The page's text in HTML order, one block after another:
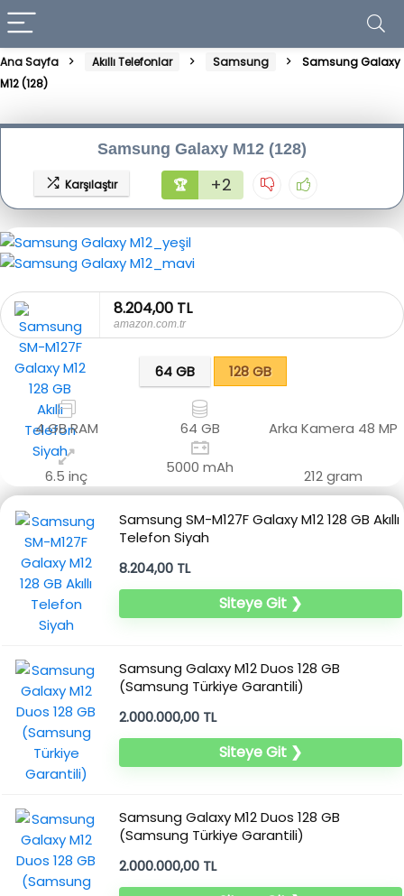
Ana Sayfa Akıllı Telefonlar Samsung
Samsung Galaxy
M12 (128)
Samsung Galaxy M12 (128)
Karşılaştır 🏆 +2
8.204,00 TL
amazon.com.tr
64 GB 128 GB
4 GB RAM 64 GB Arka Kamera 48 MP
6.5 inç 5000 mAh 212 gram
Samsung SM-M127F Galaxy M12 128 GB Akıllı
Telefon Siyah
8.204,00 TL
Siteye Git ❯
Samsung Galaxy M12 Duos 128 GB
(Samsung Türkiye Garantili)
2.000.000,00 TL
Siteye Git ❯
Samsung Galaxy M12 Duos 128 GB
(Samsung Türkiye Garantili)
2.000.000,00 TL